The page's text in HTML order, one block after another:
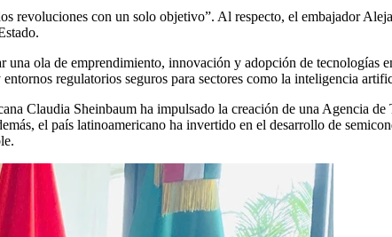
revoluciones con un solo objetivo”. Al respecto, el embajador
ola de emprendimiento, innovación y adopción de tecnologías
regulatorios seguros para sectores como la inteligencia
Claudia Sheinbaum ha impulsado la creación de una Agencia
el país latinoamericano ha invertido en el desarrollo de